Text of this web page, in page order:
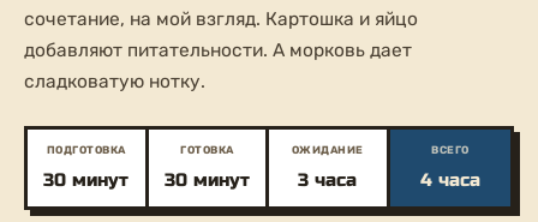
сочетание, на мой взгляд. Картошка и яйцо
добавляют питательности. А морковь дает
сладковатую нотку.
ПОДГОТОВКА
30 минут
ГОТОВКА
30 минут
ОЖИДАНИЕ
3 часа
ВСЕГО
4 часа